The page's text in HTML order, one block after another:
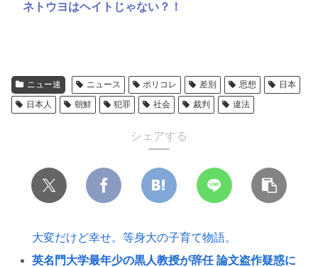
ネトウヨはヘイトじゃない？！
ニュー速 ニュース ポリコレ 差別 思想
日本
日本人
朝鮮 犯罪 社会 裁判 違法
シェアする
大変だけど幸せ。等身大の子育て物語。
英名門大学最年少の黒人教授が辞任 論文盗作疑惑に